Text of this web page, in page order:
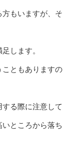
もいますが、そ
します。
こともありますの
る際に注意して
ところから落ち